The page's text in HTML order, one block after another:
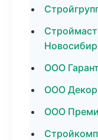
ООО
ООО
ООО